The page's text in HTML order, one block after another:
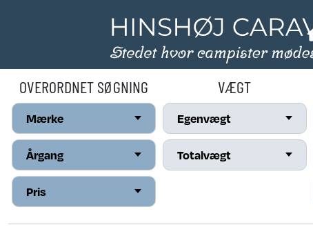
OVERORDNET SØGNING
Mærke
Årgang
Pris
VÆGT
Egenvægt
Totalvægt